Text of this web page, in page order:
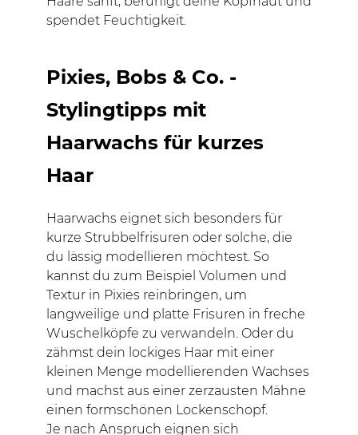
spendet Feuchtigkeit.
Pixies, Bobs & Co. -
Stylingtipps mit
Haarwachs für kurzes
Haar
Haarwachs eignet sich besonders für
kurze Strubbelfrisuren oder solche, die
du lässig modellieren möchtest. So
kannst du zum Beispiel Volumen und
Textur in Pixies reinbringen, um
langweilige und platte Frisuren in freche
Wuschelköpfe zu verwandeln. Oder du
zähmst dein lockiges Haar mit einer
kleinen Menge modellierenden Wachses
und machst aus einer zerzausten Mähne
einen formschönen Lockenschopf.
Je nach Anspruch eignen sich